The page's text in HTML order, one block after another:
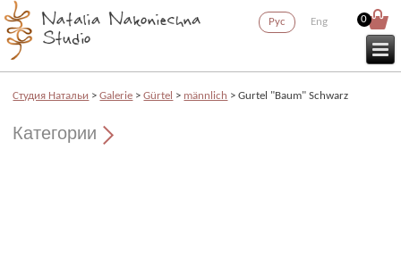
Рус Eng 0
Cтудия Натальи >Galerie >Gürtel > männlich > Gurtel "Baum" Schwarz
Категории